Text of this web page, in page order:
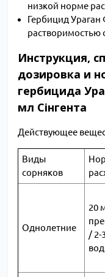
низкой норме
Гербицид
растворимостью
Инструкция,
дозировка и
гербицида
мл Сінгента
Действующее
Виды
сорняков
Однолетние
20
/ 2-